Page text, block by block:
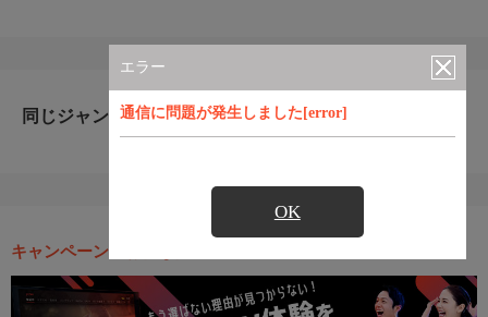
エラー
通信に問題が発生しました[error]
OK
同じジャンルのおすすめ番組
キャンペーン・お得な情報